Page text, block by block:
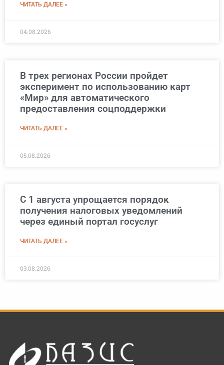
ЧИТАТЬ ДАЛЕЕ »
04.08.2026
В трех регионах России пройдет
эксперимент по использованию карт
«Мир» для автоматического
предоставления соцподдержки
ЧИТАТЬ ДАЛЕЕ »
05.08.2026
С 1 августа упрощается порядок
получения налоговых уведомлений
через единый портал госуслуг
ЧИТАТЬ ДАЛЕЕ »
03.08.2026